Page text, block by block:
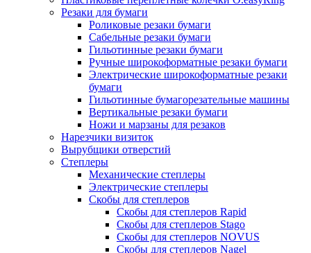
Резаки для бумаги
Роликовые резаки бумаги
Сабельные резаки бумаги
Гильотинные резаки бумаги
Ручные широкоформатные резаки бумаги
Электрические широкоформатные резаки
бумаги
Гильотинные бумагорезательные машины
Вертикальные резаки бумаги
Ножи и марзаны для резаков
Нарезчики визиток
Вырубщики отверстий
Степлеры
Механические степлеры
Электрические степлеры
Скобы для степлеров
Скобы для степлеров Rapid
Скобы для степлеров Stago
Скобы для степлеров NOVUS
Скобы для степлеров Nagel